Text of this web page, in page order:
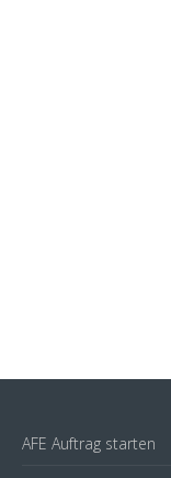
AFE Auftrag starten